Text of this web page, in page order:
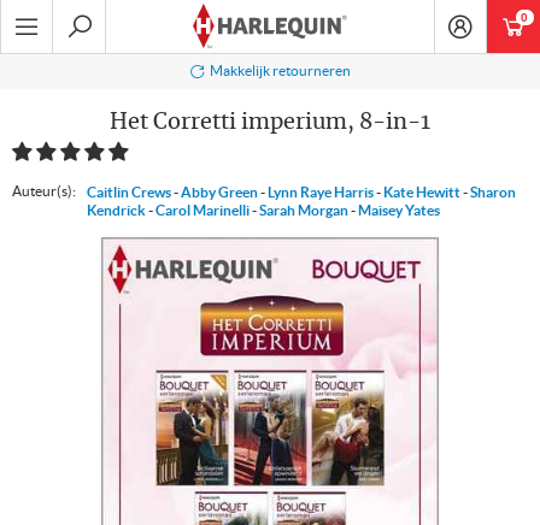
Ga
naar
Makkelijk retourneren
Het Corretti imperium, 8-in-1
Auteur(s): Caitlin Crews-Abby Green-Lynn Raye Harris- Kate Hewitt-Sharon
Kendrick -Carol Marinelli-Sarah Morgan-Maisey Yates
0